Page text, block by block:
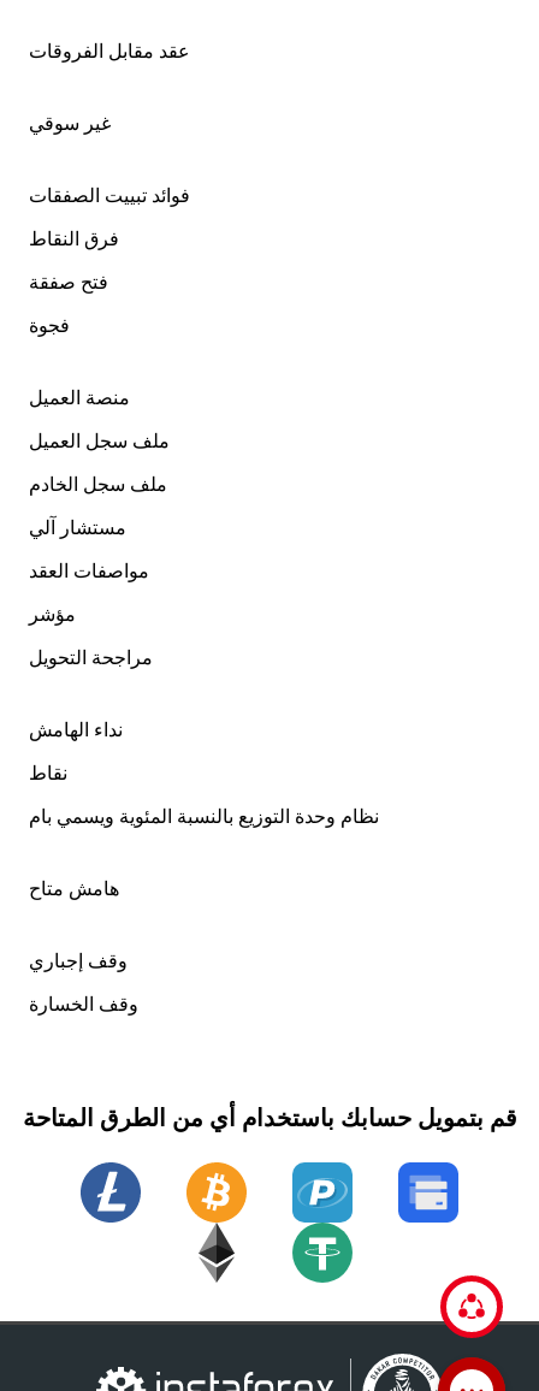
عقد مقابل الفروقات
غير سوقي
فوائد تبييت الصفقات
فرق النقاط
فتح صفقة
فجوة
منصة العميل
ملف سجل العميل
ملف سجل الخادم
مستشار آلي
مواصفات العقد
مؤشر
مراجحة التحويل
نداء الهامش
نقاط
نظام وحدة التوزيع بالنسبة المئوية ويسمي بام
هامش متاح
وقف إجباري
وقف الخسارة
قم بتمويل حسابك باستخدام أي من الطرق المتاحة